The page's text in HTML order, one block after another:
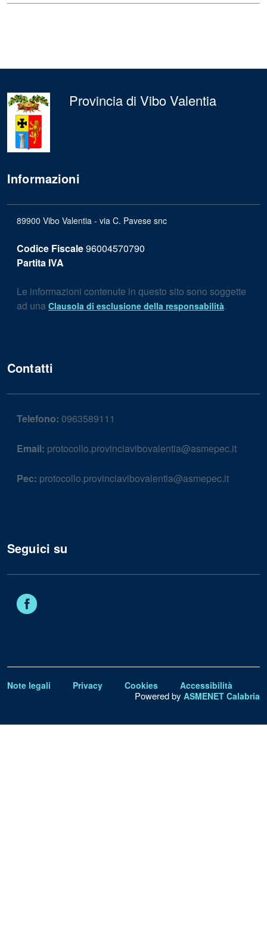
Provincia di Vibo Valentia
Informazioni
89900 Vibo Valentia - via C. Pavese snc
Codice Fiscale96004570790
Partita IVA
Le informazioni contenute in questo sito sono soggette
ad una Clausola di esclusione della responsabilità.
Contatti
Telefono: 0963589111
Email: protocollo.provinciavibovalentia@asmepec.it
Pec: protocollo.provinciavibovalentia@asmepec.it
Seguici su
Note legali Privacy Cookies Accessibilità
Powered by ASMENET Calabria